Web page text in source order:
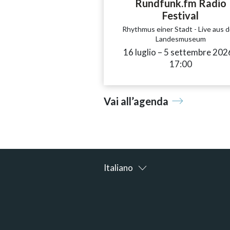
Rundfunk.fm Radio
Festival
Rhythmus einer Stadt - Live aus
Landesmuseum
16 luglio – 5 settembre
17:00
Vai all’agenda
Italiano